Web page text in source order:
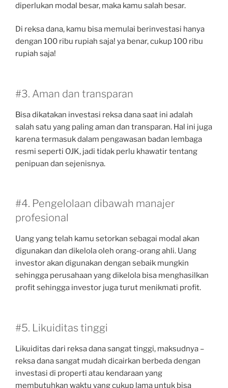
diperlukan modal besar, maka kamu salah besar.
Di reksa dana, kamu bisa memulai berinvestasi hanya
dengan 100 ribu rupiah saja! ya benar, cukup 100 ribu
rupiah saja!
#3. Aman dan transparan
Bisa dikatakan investasi reksa dana saat ini adalah
salah satu yang paling aman dan transparan. Hal ini juga
karena termasuk dalam pengawasan badan lembaga
resmi seperti OJK, jadi tidak perlu khawatir tentang
penipuan dan sejenisnya.
#4. Pengelolaan dibawah manajer
profesional
Uang yang telah kamu setorkan sebagai modal akan
digunakan dan dikelola oleh orang-orang ahli. Uang
investor akan digunakan dengan sebaik mungkin
sehingga perusahaan yang dikelola bisa menghasilkan
profit sehingga investor juga turut menikmati profit.
#5. Likuiditas tinggi
Likuiditas dari reksa dana sangat tinggi, maksudnya –
reksa dana sangat mudah dicairkan berbeda dengan
investasi di properti atau kendaraan yang
membutuhkan waktu yang cukup lama untuk bisa